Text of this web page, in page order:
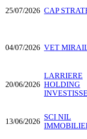
25/07/2026 CAP
04/07/2026 VET
20/06/2026
LARRIERE
HOLDING
13/06/2026
SCI NIL